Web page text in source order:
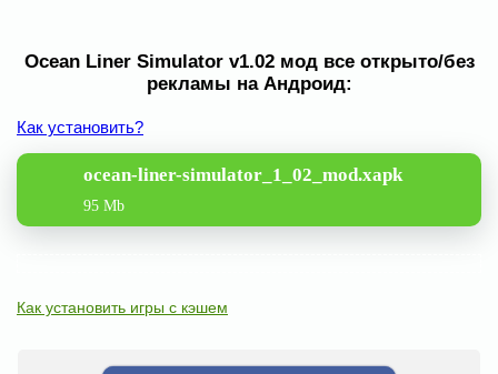
Ocean Liner Simulator v1.02 мод все открыто/без
рекламы на Андроид:
Как установить?
ocean-liner-simulator_1_02_mod.xapk
95 Mb
Как установить игры с кэшем